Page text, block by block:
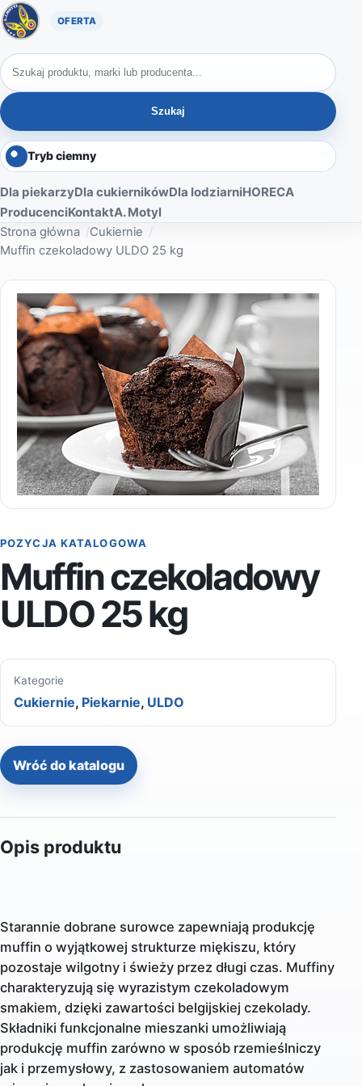
Oferta A. Motyl
Szukaj produktów
Szukaj
Tryb ciemny
Dla piekarzyDla cukiernikówDla lodziarniHORECA
ProducenciKontaktA. Motyl
Strona główna
Cukiernie
Muffin czekoladowy ULDO 25 kg
POZYCJA KATALOGOWA
Muffin czekoladowy
ULDO 25 kg
Kategorie
Cukiernie, Piekarnie, ULDO
Wróć do katalogu
Opis produktu
Starannie dobrane surowce zapewniają produkcję
muffin o wyjątkowej strukturze miękiszu, który
pozostaje wilgotny i świeży przez długi czas. Muffiny
charakteryzują się wyrazistym czekoladowym
smakiem, dzięki zawartości belgijskiej czekolady.
Składniki funkcjonalne mieszanki umożliwiają
produkcję muffin zarówno w sposób rzemieślniczy
jak i przemysłowy, z zastosowaniem automatów